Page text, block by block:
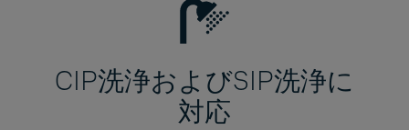
CIP洗浄およびSIP洗浄に
対応